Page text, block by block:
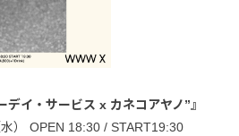
デイ・サービス x カネコアヤノ”』
） OPEN 18:30 / START19:30